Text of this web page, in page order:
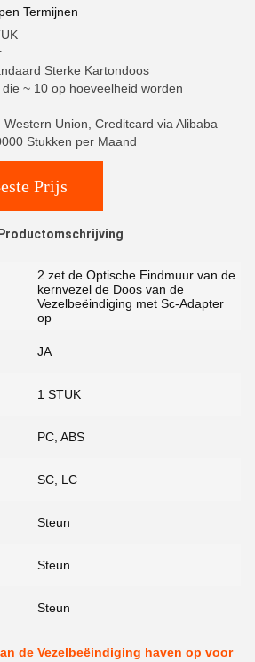
Termijnen
Sterke Kartondoos
~ 10 op hoeveelheid worden
Union, Creditcard via Alibaba
Stukken per Maand
Prijs
Productomschrijving
2 zet de Optische Eindmuur van de
kernvezel de Doos van de
Vezelbeëindiging met Sc-Adapter
op
JA
1 STUK
PC, ABS
SC, LC
Steun
Steun
Steun
de Vezelbeëindiging haven op voor